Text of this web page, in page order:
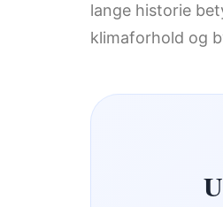
lange historie
klimaforhold og